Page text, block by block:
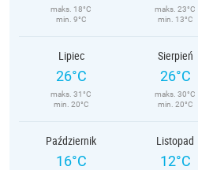
maks. 18°C
min. 9°C
maks. 23°C
min. 13°C
Lipiec
26°C
maks. 31°C
min. 20°C
Sierpień
26°C
maks. 30°C
min. 20°C
Październik
16°C
Listopad
12°C